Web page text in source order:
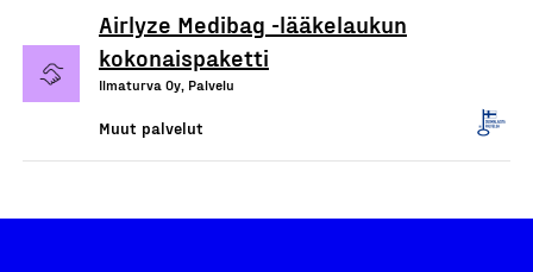
Airlyze Medibag -lääkelaukun
kokonaispaketti
Ilmaturva Oy, Palvelu
Muut palvelut